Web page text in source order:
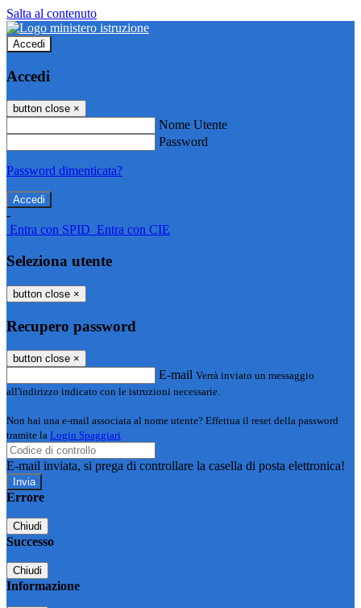
Salta al contenuto
Accedi
Accedi
button close ×
Nome Utente
Password
Password dimenticata?
-
Entra con SPID Entra con CIE
Seleziona utente
button close ×
Recupero password
button close ×
E-mail Verrà inviato un messaggio
all'indirizzo indicato con le istruzioni necessarie.
Non hai una e-mail associata al nome utente? Effettua il reset della password
tramite la Login Spaggiari
E-mail inviata, si prega di controllare la casella di posta elettronica!
Errore
Chiudi
Successo
Chiudi
Informazione